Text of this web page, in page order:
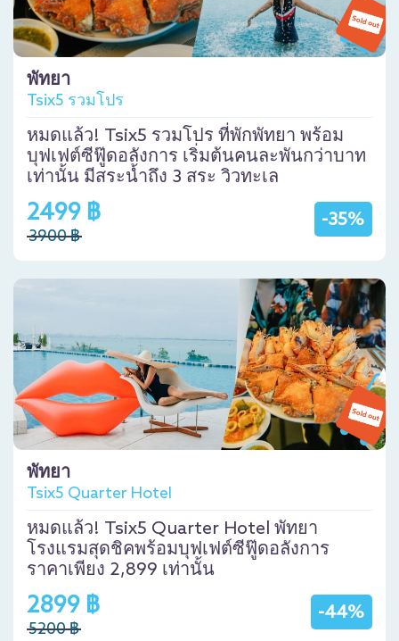
พัทยา
Tsix5 รวมโปร
หมดแล้ว! Tsix5 รวมโปร ที่พักพัทยา พร้อม
บุฟเฟต์ซีฟู๊ดอลังการ เริ่มต้นคนละพันกว่าบาท
เท่านั้น มีสระน้ำถึง 3 สระ วิวทะเล
-35%
2499 ฿
3900 ฿
พัทยา
Tsix5 Quarter Hotel
หมดแล้ว! Tsix5 Quarter Hotel พัทยา
โรงแรมสุดชิคพร้อมบุฟเฟต์ซีฟู๊ดอลังการ
ราคาเพียง 2,899 เท่านั้น
-44%
2899 ฿
5200 ฿